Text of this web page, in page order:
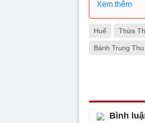
Xem thêm
Huế Thừa
Bánh Trung
Bình